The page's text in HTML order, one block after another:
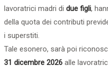
lavoratrici madri di due figli,
della quota dei contributi
i superstiti.
Tale esonero, sarà poi
31 dicembre 2026alle